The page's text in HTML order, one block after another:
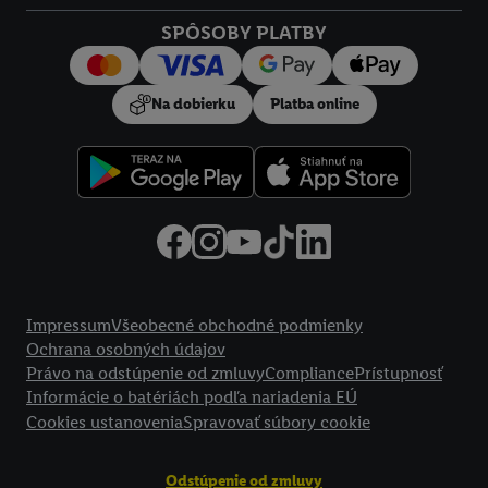
SPÔSOBY PLATBY
Na dobierku Platba online
ImpressumVšeobecné obchodné podmienky
Ochrana osobných údajov
Právo na odstúpenie od zmluvyCompliancePrístupnosť
Informácie o batériách podľa nariadenia EÚ
Cookies ustanoveniaSpravovať súbory cookie
Odstúpenie od zmluvy
Kliknutím na možnosť "Odmietnuť" môžete povoliť iba
používanie potrebných technológií. Kliknutím na "Súhlasím
vyjadríte súhlas so spracúvaním na všetky vyššie uvedené účely.
Ďalšie informácie vrátane informácií o dobe uchovávania
údajov a Vašom práve kedykoľvek odvolať súhlas s účinnosťou
do budúcnosti nájdete v našichzásadách ochrany osobných
Imprint nájdete tu.